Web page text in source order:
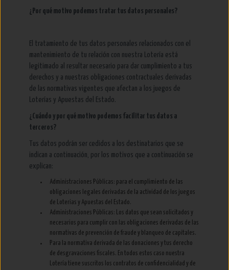
¿Por qué motivo podemos tratar tus datos personales?
El tratamiento de tus datos personales relacionados con el
mantenimiento de tu relación con nuestra Lotería está
legitimado al resultar necesario para dar cumplimiento a tus
derechos y a nuestras obligaciones contractuales derivadas
de las normativas vigentes que afectan a los juegos de
Loterías y Apuestas del Estado.
¿Cuándo y por qué motivo podemos facilitar tus datos a
terceros?
Tus datos podrán ser cedidos a los destinatarios que se
indican a continuación, por los motivos que a continuación se
explican:
Administraciones Públicas: para el cumplimiento de las
obligaciones legales derivadas de la actividad de los juegos
de Loterias y Apuestas del Estado.
Administraciones Públicas: Los datos que sean solicitados y
necesarios para cumplir con las obligaciones derivadas de las
normativas de prevención de fraude y blanqueo de capitales.
Para la normativa derivada de las donaciones y tus derecho
de desgravaciones fiscales. En todos estos caso nuestra
Lotería tiene suscritos los contratos de confidencialidad y de